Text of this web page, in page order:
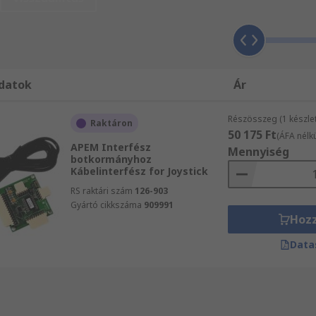
forduljon ügyfélszolgálatunkhoz a 06 1 408 8371-
árucikkek másnapi kiszállításából. Amennyiben nagy
a(z) Botkormányhoz való interfészek és kiegészítő
szintű elvárásainak is megfelelnek. Kérjük,
Szeretne nyomára bukkanni egy Telemecanique
kapcsolatos keresési eredményeinek szűrésére
Ár
Raktáron
APEM Interfész
botkormányhoz
Kábelinterfész for Joystick
RS raktári szám 126-903
Gyártó cikkszáma 909991
Részösszeg (1
50 175 Ft(ÁFA
Mennyiség